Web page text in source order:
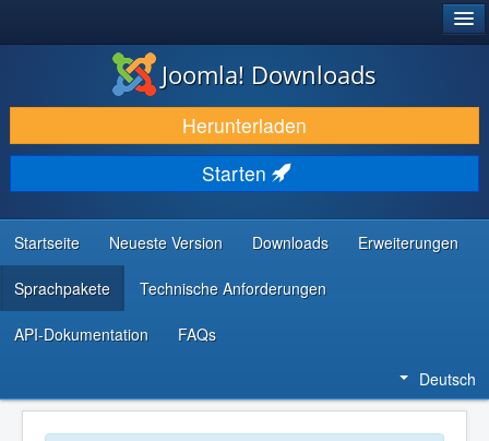
DOWNLOAD & ERWEITERN
ENTDECKEN & LERNEN
COMMUNITY & SUPPORT
RESSOURCEN FÜR ENTWICKLER
Joomla! Downloads
Herunterladen
Starten
Startseite Neueste Version Downloads Erweiterungen
Sprachpakete Technische Anforderungen
API-Dokumentation FAQs
Deutsch